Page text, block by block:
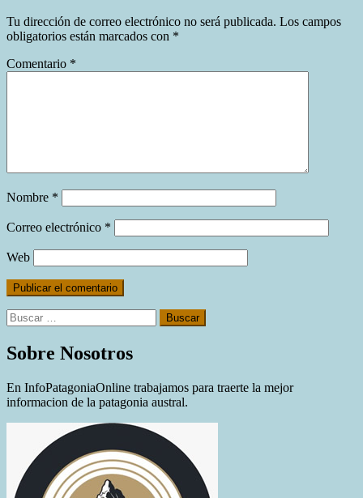
Tu dirección de correo electrónico no será publicada. Los campos
obligatorios están marcados con *
Comentario *
Nombre *
Correo electrónico *
Web
Buscar:
Sobre Nosotros
En InfoPatagoniaOnline trabajamos para traerte la mejor
informacion de la patagonia austral.